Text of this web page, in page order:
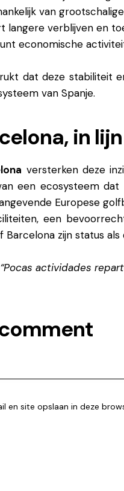
van
langere verblijven en
economische
dat deze stabiliteit
van Spanje.
in
versterken deze
een ecosysteem
Europese
een
Barcelona zijn status
actividades
en site opslaan in deze